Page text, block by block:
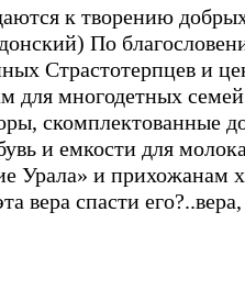
к творению
По
Страстотерпцев и
для многодетных
скомплектованные
и емкости для
Урала» и прихожанам
вера спасти